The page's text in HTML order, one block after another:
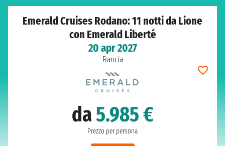
Emerald Cruises Rodano: 11 notti da Lione
con Emerald Liberté
20 apr 2027
Francia
da5.985 €
Prezzo per persona